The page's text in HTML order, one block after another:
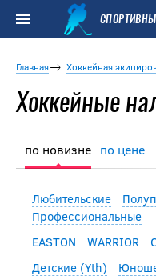
Главная Хоккейная
Хоккейные
по новизне по цене
Любительские
Профессиональные
EASTON
WARRIOR
Детские (Yth)